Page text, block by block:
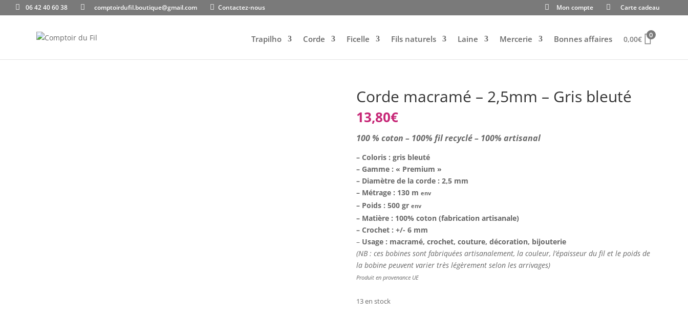
06 42 40 60 38 comptoirdufil.boutique@gmail.com Contactez-nous Carte cadeau
Mon compte
Trapilho Corde Ficelle Fils naturels Laine Mercerie Bonnes affaires 0,00€ 0
Corde macramé – 2,5mm – Gris bleuté
13,80€
100 % coton – 100% fil recyclé – 100% artisanal
– Coloris : gris bleuté
– Gamme : « Premium »
– Diamètre de la corde : 2,5 mm
– Métrage : 130 menv
– Poids : 500 grenv
– Matière : 100% coton (fabrication artisanale)
– Crochet : +/- 6 mm
– Usage : macramé, crochet, couture, décoration, bijouterie
(NB : ces bobines sont fabriquées artisanalement, la couleur, l’épaisseur du fil et le poids de
la bobine peuvent varier très légèrement selon les arrivages)
Produit en provenance UE
13 en stock